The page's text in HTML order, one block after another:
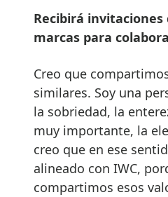
Recibirá invitaciones
marcas para
Creo que
similares. Soy una
la sobriedad, la
muy importante, la
creo que en ese
alineado con IWC,
compartimos esos